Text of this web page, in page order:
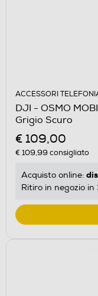
ACCESSORI
DJI - OSMO
Grigio Scuro
€ 109,00
€ 109,99 consigliato
Acquisto online:
Ritiro in negozio